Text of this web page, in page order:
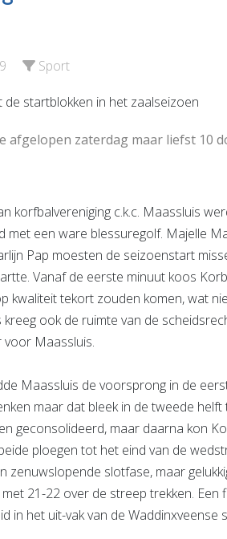
Sport
afgelopen zaterdag maar liefst 10
korfbalvereniging c.k.c. Maassluis
een ware blessuregolf. Majelle
Pap moesten de seizoenstart
Vanaf de eerste minuut koos
kwaliteit tekort zouden komen, wat
ook de ruimte van de
Maassluis.
Maassluis de voorsprong in de
maar dat bleek in de tweede
geconsolideerd, maar daarna kon
ploegen tot het eind van de
zenuwslopende slotfase, maar
21-22 over de streep trekken. Een
in het uit-vak van de Waddinxveense